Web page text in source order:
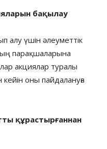
бақылау
алу үшін әлеуметтік
парақшаларына
акциялар туралы
оны пайдалануға
құрастырғаннан